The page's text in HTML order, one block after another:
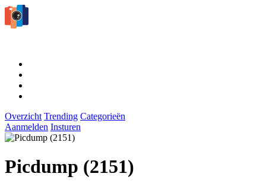
Overzicht Trending Categorieën
Aanmelden Insturen
Picdump (2151)